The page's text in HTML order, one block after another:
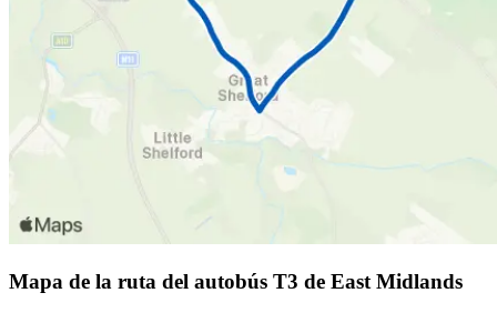
Mapa de la ruta del autobús T3 de East Midlands